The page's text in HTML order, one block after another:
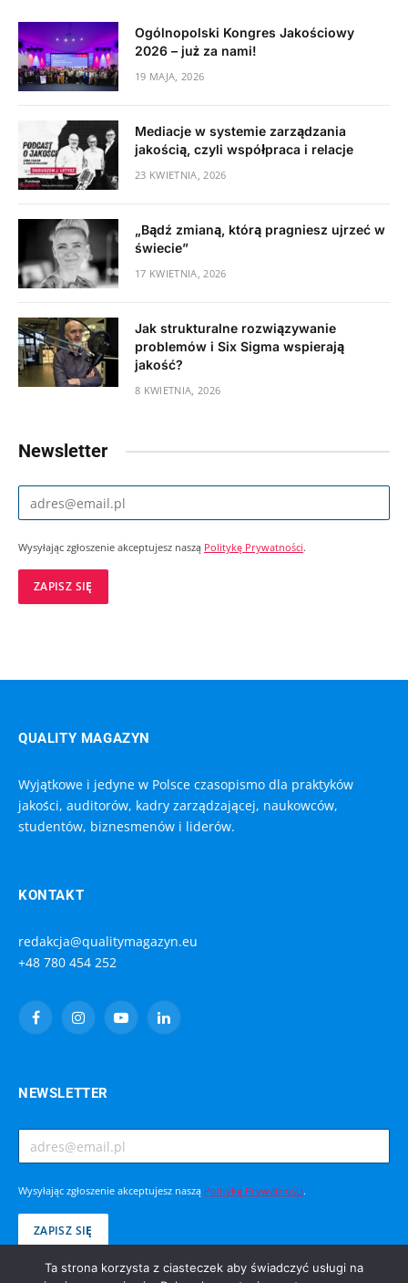
Ogólnopolski Kongres Jakościowy
2026 – już za nami!
19 MAJA, 2026
Mediacje w systemie zarządzania
jakością, czyli współpraca i relacje
23 KWIETNIA, 2026
„Bądź zmianą, którą pragniesz ujrzeć w
świecie”
17 KWIETNIA, 2026
Jak strukturalne rozwiązywanie
problemów i Six Sigma wspierają
jakość?
8 KWIETNIA, 2026
Newsletter
Wysyłając zgłoszenie akceptujesz naszą Politykę Prywatności.
QUALITY MAGAZYN
Wyjątkowe i jedyne w Polsce czasopismo dla praktyków
jakości, auditorów, kadry zarządzającej, naukowców,
studentów, biznesmenów i liderów.
KONTAKT
redakcja@qualitymagazyn.eu
+48 780 454 252
FacebookInstagramYouTubeLinkedIn
NEWSLETTER
Wysyłając zgłoszenie akceptujesz naszą Politykę Prywatności.
Ta strona korzysta z ciasteczek aby świadczyć usługi na